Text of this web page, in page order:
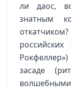
ли даос,
знатным
российских
засаде